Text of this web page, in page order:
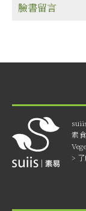
臉書留言
素
>